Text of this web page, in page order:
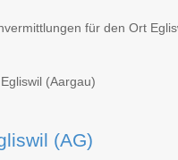
für den Ort
(Aargau)
(AG)